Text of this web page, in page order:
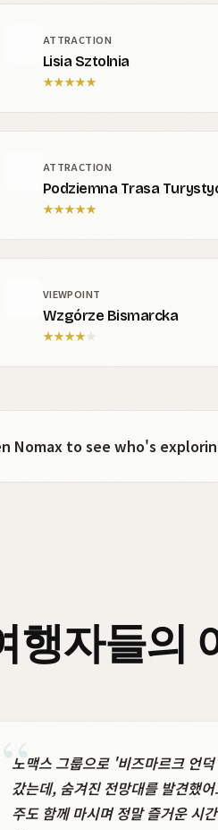
ATTRACTION
Lisia Sztolnia
★★★★★
ATTRACTION
Podziemna Trasa
★★★★★
VIEWPOINT
Wzgórze Bismarcka
★★★★★
to see who's
행자들의
“
노맥스 그룹으로 '비즈마르크 언
갔는데, 숨겨진 전망대를 발견했
주도 함께 마시며 정말 즐거운 시